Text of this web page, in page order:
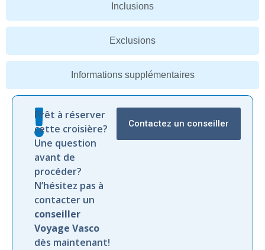
Inclusions
Exclusions
Informations supplémentaires
Prêt à réserver
cette croisière?
Une question
avant de
procéder?
N’hésitez pas à
contacter un
conseiller
Voyage Vasco
dès maintenant!
Contactez un conseiller